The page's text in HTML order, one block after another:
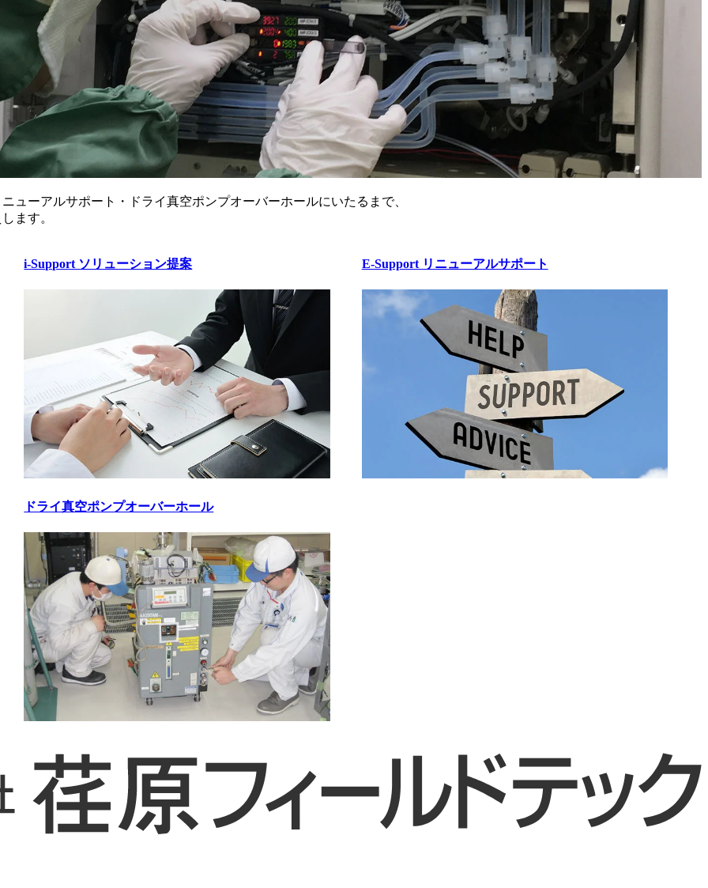
ューアルサポート・ドライ真空ポンプオーバーホールにいたるまで、
ます。
i-Support ソリューション提案 E-Support リニューアルサポート
ドライ真空ポンプオーバーホール